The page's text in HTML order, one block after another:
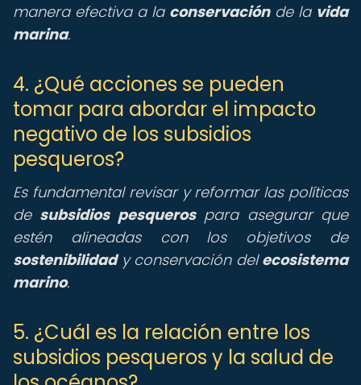
manera efectiva a la conservaciónde la vida
marina.
4. ¿Qué acciones se pueden
tomar para abordar el impacto
negativo de los subsidios
pesqueros?
Es fundamental revisar y reformar las políticas
de subsidios pesquerospara asegurar que
estén alineadas con los objetivos de
sostenibilidady conservación delecosistema
marino.
5. ¿Cuál es la relación entre los
subsidios pesqueros y la salud de